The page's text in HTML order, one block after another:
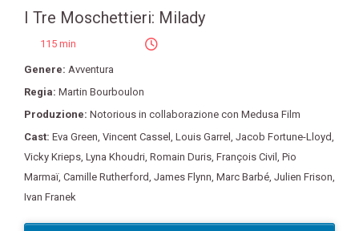
I Tre Moschettieri: Milady
115 min
Genere: Avventura
Regia: Martin Bourboulon
Produzione: Notorious in collaborazione con Medusa Film
Cast: Eva Green, Vincent Cassel , Louis Garrel , Jacob Fortune-Lloyd,
Vicky Krieps, Lyna Khoudri, Romain Duris, François Civil , Pio
Marmaï, Camille Rutherford, James Flynn, Marc Barbé, Julien Frison,
Ivan Franek